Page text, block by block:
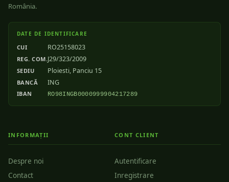
România.
DATE DE IDENTIFICARE
CUI RO25158023
REG. COM.J29/323/2009
SEDIU Ploiesti, Panciu 15
BANCĂ ING
IBAN RO98INGB0000999904217289
INFORMAȚII
Despre noi
Contact
CONT CLIENT
Autentificare
Inregistrare